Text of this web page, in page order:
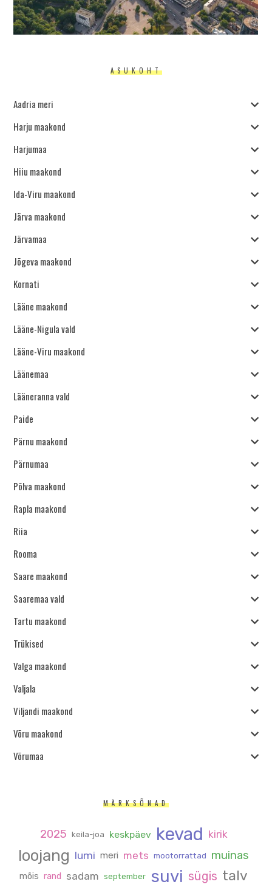
ASUKOHT
Aadria meri
Harju maakond
Harjumaa
Hiiu maakond
Ida-Viru maakond
Järva maakond
Järvamaa
Jõgeva maakond
Kornati
Lääne maakond
Lääne-Nigula vald
Lääne-Viru maakond
Läänemaa
Lääneranna vald
Paide
Pärnu maakond
Pärnumaa
Põlva maakond
Rapla maakond
Riia
Rooma
Saare maakond
Saaremaa vald
Tartu maakond
Trükised
Valga maakond
Valjala
Viljandi maakond
Võru maakond
Võrumaa
MÄRKSÕNAD
2025 keila-joa keskpäev kevad kirik
loojang lumi meri mets mootorrattad muinas
mõis rand sadam september suvi sügis talv